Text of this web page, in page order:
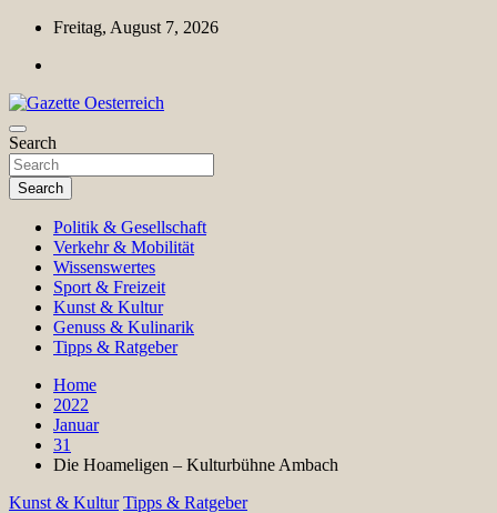
Skip
content
Freitag, August 7, 2026
Gazette Oesterreich
Magazin für Freizeit, Politik, Kultur & Wissenschaft
Search
Search
Politik & Gesellschaft
Verkehr & Mobilität
Wissenswertes
Sport & Freizeit
Kunst & Kultur
Genuss & Kulinarik
Tipps & Ratgeber
Home
2022
Januar
31
Die Hoameligen – Kulturbühne Ambach
Kunst & Kultur Tipps & Ratgeber